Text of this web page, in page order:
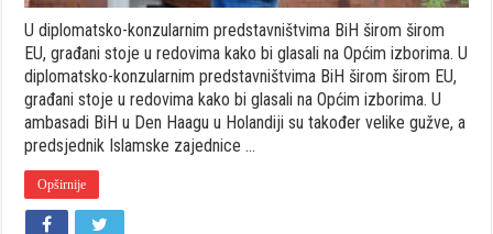
U diplomatsko-konzularnim predstavništvima BiH širom širom
EU, građani stoje u redovima kako bi glasali na Općim izborima. U
diplomatsko-konzularnim predstavništvima BiH širom širom EU,
građani stoje u redovima kako bi glasali na Općim izborima. U
ambasadi BiH u Den Haagu u Holandiji su također velike gužve, a
predsjednik Islamske zajednice …
Opširnije